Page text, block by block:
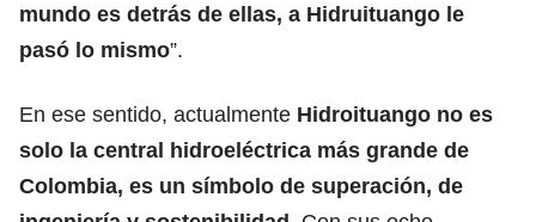
mundo es detrás de ellas, a Hidruituango le
pasó lo mismo”.
En ese sentido, actualmente Hidroituango no es
solo la central hidroeléctrica más grande de
Colombia, es un símbolo de superación, de